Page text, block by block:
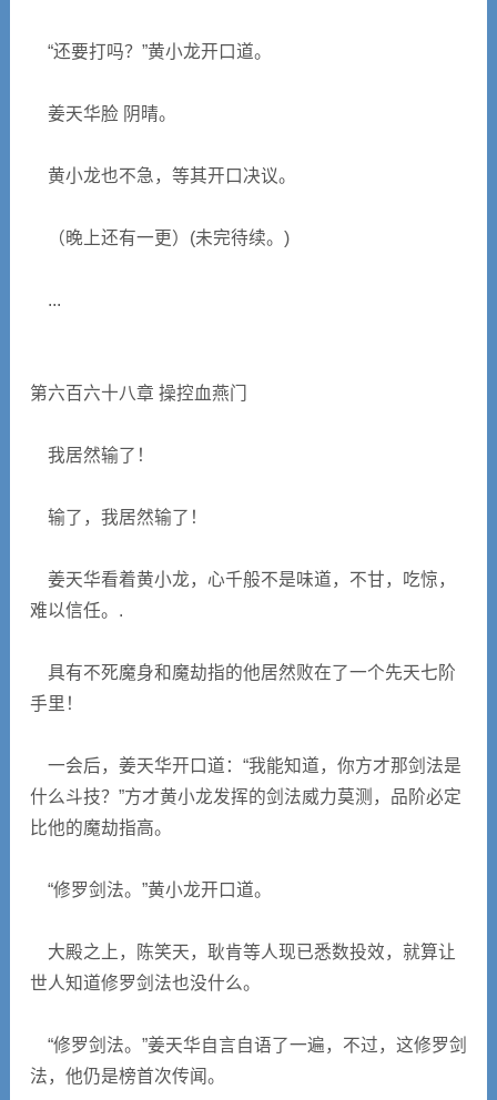
“还要打吗？”黄小龙开口道。
姜天华脸 阴晴。
黄小龙也不急，等其开口决议。
（晚上还有一更）(未完待续。)
...
第六百六十八章 操控血燕门
我居然输了！
输了，我居然输了！
姜天华看着黄小龙，心千般不是味道，不甘，吃惊，
难以信任。.
具有不死魔身和魔劫指的他居然败在了一个先天七阶
手里！
一会后，姜天华开口道：“我能知道，你方才那剑法是
什么斗技？”方才黄小龙发挥的剑法威力莫测，品阶必定
比他的魔劫指高。
“修罗剑法。”黄小龙开口道。
大殿之上，陈笑天，耿肯等人现已悉数投效，就算让
世人知道修罗剑法也没什么。
“修罗剑法。”姜天华自言自语了一遍，不过，这修罗剑
法，他仍是榜首次传闻。